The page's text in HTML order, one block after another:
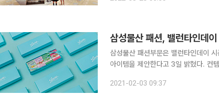
삼성물산 패션, 밸런타인데
삼성물산 패션부문은 밸런타인데이
아이템을 제안한다고 3일 밝혔다. 컨
디와 같은 모양인 초콜릿도 출시, 카
2021-02-03 09:37